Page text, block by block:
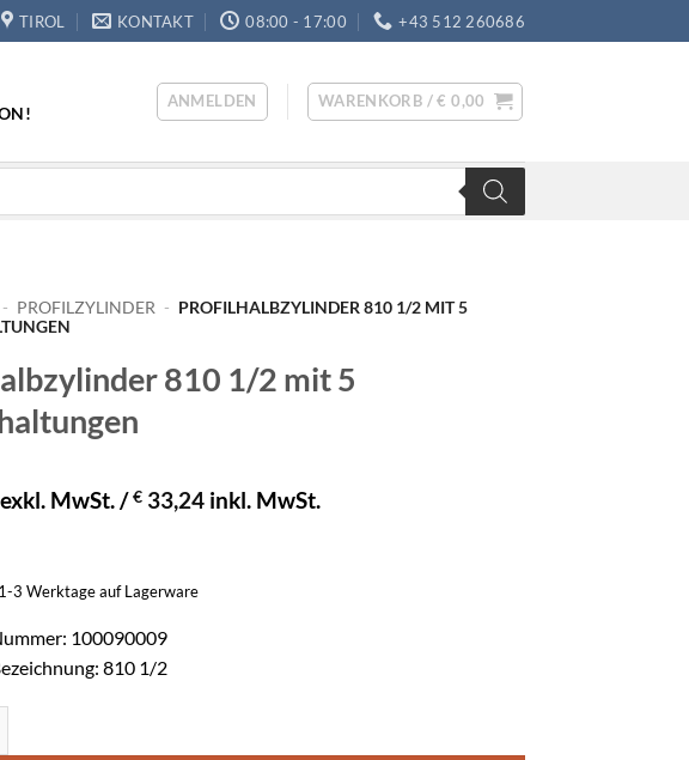
TIROL KONTAKT 08:00 - 17:00 +43 512 260686
ANMELDEN WARENKORB /€ 0,00
- PROFILZYLINDER - PROFILHALBZYLINDER 810 1/2 MIT 5
810 1/2 mit 5
exkl. MwSt. /€ 33,24 inkl. MwSt.
3 Werktage auf Lagerware
100090009
810 1/2